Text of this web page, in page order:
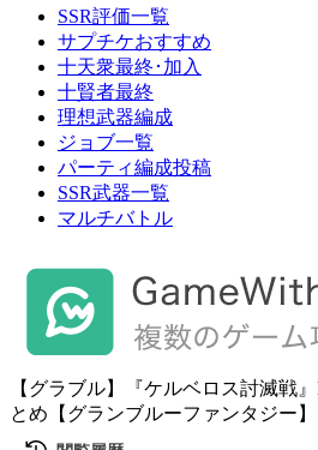
SSR評価一覧
サプチケおすすめ
十天衆最終･加入
十賢者最終
理想武器編成
ジョブ一覧
パーティ編成投稿
SSR武器一覧
マルチバトル
【グラブル】『ケルベロス討滅戦
とめ【グランブルーファンタジー】